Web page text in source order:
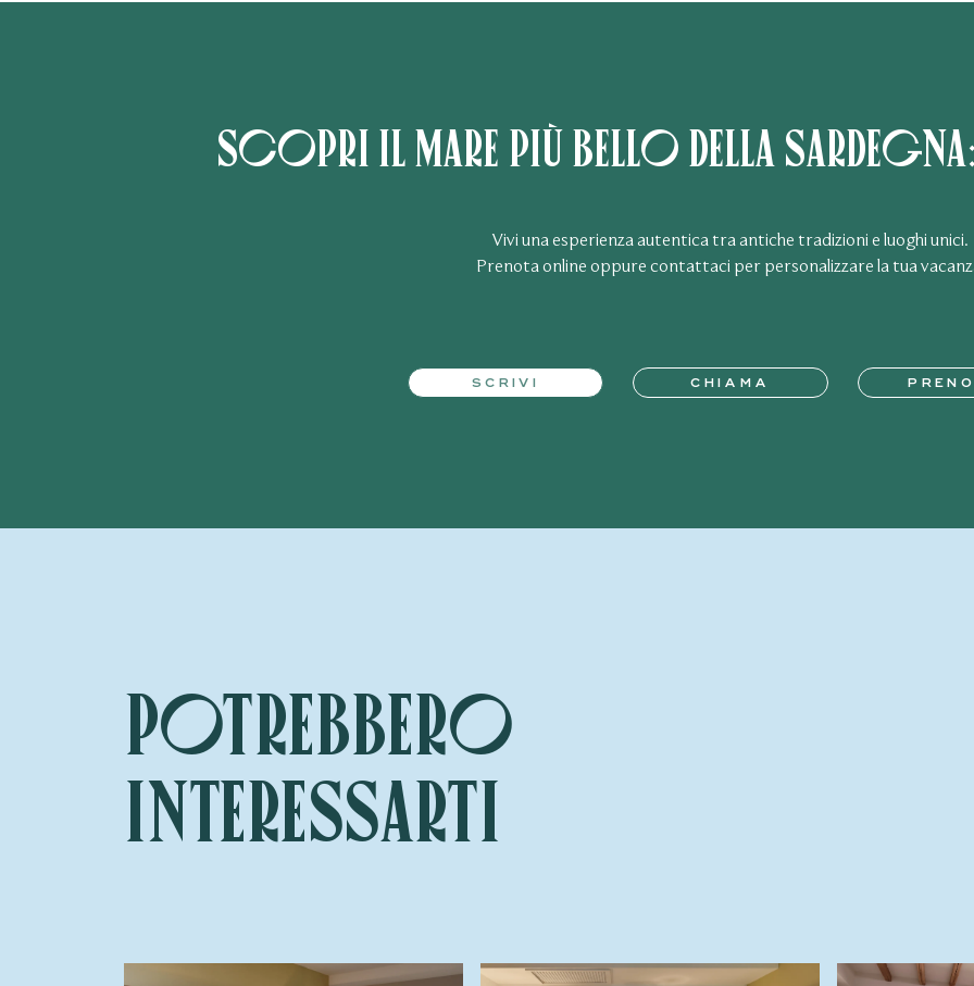
Scopri il mare più bello della
Vivi una esperienza autentica tra antiche tradizioni e luoghi unici.
Prenota online oppure contattaci per personalizzare la tua
SCRIVI CHIAMA
Potrebbero
interessarti